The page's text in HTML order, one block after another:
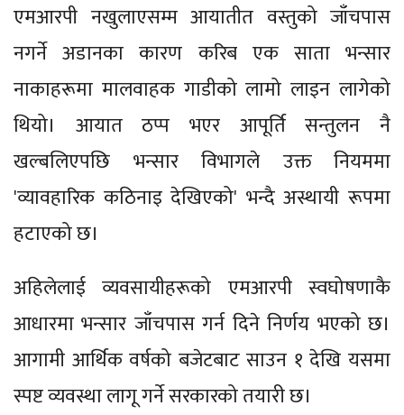
एमआरपी नखुलाएसम्म आयातीत वस्तुको जाँचपास
नगर्ने अडानका कारण करिब एक साता भन्सार
नाकाहरूमा मालवाहक गाडीको लामो लाइन लागेको
थियो। आयात ठप्प भएर आपूर्ति सन्तुलन नै
खल्बलिएपछि भन्सार विभागले उक्त नियममा
'व्यावहारिक कठिनाइ देखिएको' भन्दै अस्थायी रूपमा
हटाएको छ।
अहिलेलाई व्यवसायीहरूको एमआरपी स्वघोषणाकै
आधारमा भन्सार जाँचपास गर्न दिने निर्णय भएको छ।
आगामी आर्थिक वर्षको बजेटबाट साउन १ देखि यसमा
स्पष्ट व्यवस्था लागू गर्ने सरकारको तयारी छ।